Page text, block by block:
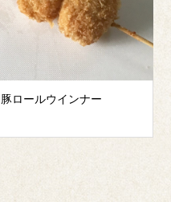
豚ロールウインナー